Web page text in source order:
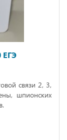
ЕГЭ
связи 2, 3,
шпионских